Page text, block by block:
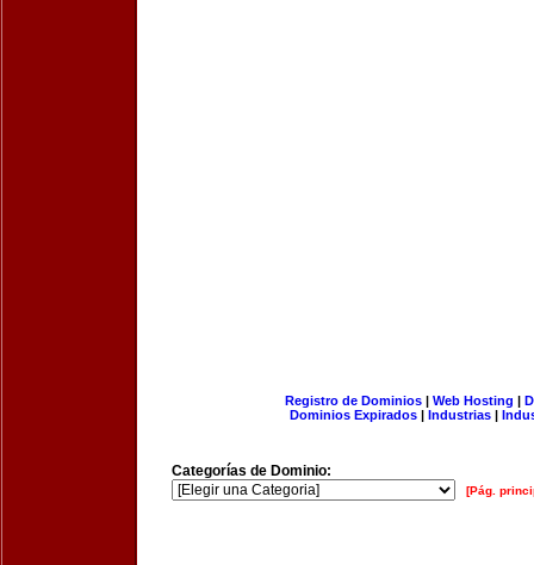
Registro de Dominios| Web Hosting |
Dominios Expirados | Industrias |
Categorías de Dominio:
[Pág.